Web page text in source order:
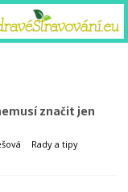
značit jen
Rady a tipy